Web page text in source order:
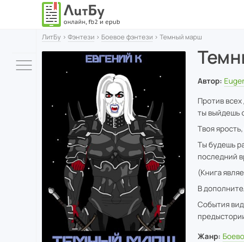
ЛитБу › Фэнтези › Боевое фэнтези › Темный марш
Автор:
Против
ты выйдешь
Твоя
Ты будешь
последний
(Книга
В
События
Жанр: